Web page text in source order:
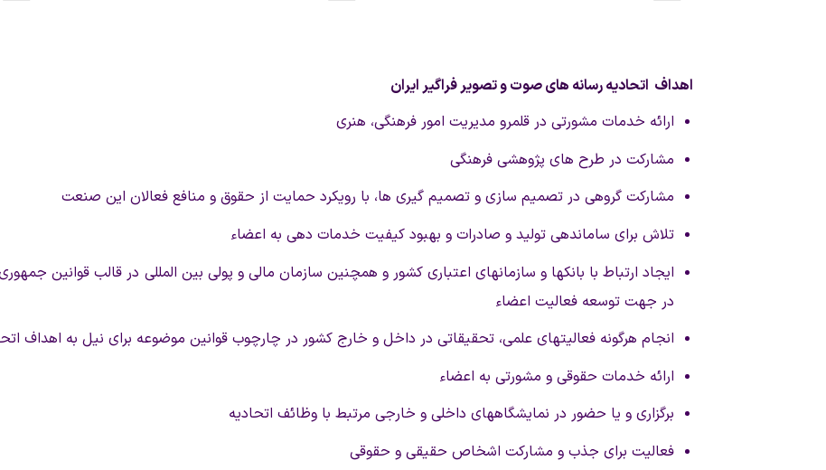
اهداف اتحاديه رسانه های صوت و تصوير فراگير ايران
ارائه خدمات مشورتی در قلمرو مديريت امور فرهنگی،‌ هنری
مشارکت در طرح های پژوهشی فرهنگی
مشارکت گروهی در تصمیم سازی و تصمیم گیری ها، با رویکرد حمایت از حقوق و منافع فعالان این صنعت
تلاش برای ساماندهی تولید و صادرات و بهبود کیفیت خدمات دهی به اعضاء
ایجاد ارتباط با بانکها و سازمانهای اعتباری کشور و همچنین سازمان مالی و پولی بین المللی در قالب قوانین
در جهت توسعه فعالیت اعضاء
انجام هرگونه فعالیتهای علمی، تحقیقاتی در داخل و خارج کشور در چارچوب قوانین موضوعه برای نیل به اهداف
ارائه خدمات حقوقی و مشورتی به اعضاء
برگزاری و یا حضور در نمایشگاههای داخلی و خارجی مرتبط با وظائف اتحادیه
فعالیت برای جذب و مشارکت اشخاص حقیقی و حقوقی